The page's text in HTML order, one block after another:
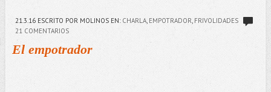
21.3.16ESCRITO POR MOLINOS EN: CHARLA, EMPOTRADOR, FRIVOLIDADES
21 COMENTARIOS
El empotrador